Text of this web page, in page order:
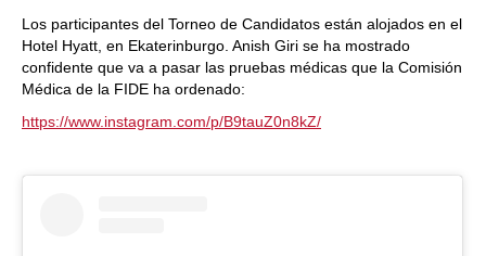
Los participantes del Torneo de Candidatos están alojados en el
Hotel Hyatt, en Ekaterinburgo. Anish Giri se ha mostrado
confidente que va a pasar las pruebas médicas que la Comisión
Médica de la FIDE ha ordenado:
https://www.instagram.com/p/B9tauZ0n8kZ/